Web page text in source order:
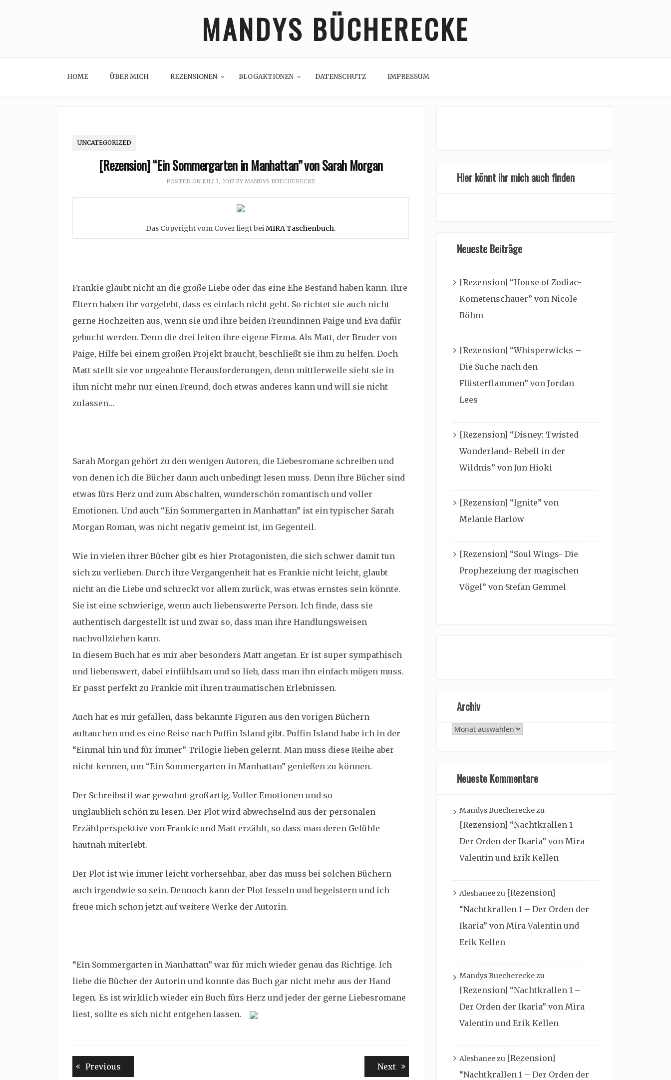
MANDYS BÜCHERECKE
HOME ÜBER MICH REZENSIONEN BLOGAKTIONEN DATENSCHUTZ IMPRESSUM
UNCATEGORIZED
[Rezension] “Ein Sommergarten in Manhattan” von Sarah Morgan
POSTED ON JULI 3, 2017BY MANDYS BUECHERECKE
Das Copyright vom Cover liegt beiMIRA Taschenbuch.
Frankie glaubt nicht an die große Liebe oder das eine Ehe Bestand haben kann. Ihre
Eltern haben ihr vorgelebt, dass es einfach nicht geht. So richtet sie auch nicht
gerne Hochzeiten aus, wenn sie und ihre beiden Freundinnen Paige und Eva dafür
gebucht werden. Denn die drei leiten ihre eigene Firma. Als Matt, der Bruder von
Paige, Hilfe bei einem großen Projekt braucht, beschließt sie ihm zu helfen. Doch
Matt stellt sie vor ungeahnte Herausforderungen, denn mittlerweile sieht sie in
ihm nicht mehr nur einen Freund, doch etwas anderes kann und will sie nicht
zulassen…
Sarah Morgan gehört zu den wenigen Autoren, die Liebesromane schreiben und
von denen ich die Bücher dann auch unbedingt lesen muss. Denn ihre Bücher sind
etwas fürs Herz und zum Abschalten, wunderschön romantisch und voller
Emotionen. Und auch “Ein Sommergarten in Manhattan” ist ein typischer Sarah
Morgan Roman, was nicht negativ gemeint ist, im Gegenteil.
Wie in vielen ihrer Bücher gibt es hier Protagonisten, die sich schwer damit tun
sich zu verlieben. Durch ihre Vergangenheit hat es Frankie nicht leicht, glaubt
nicht an die Liebe und schreckt vor allem zurück, was etwas ernstes sein könnte.
Sie ist eine schwierige, wenn auch liebenswerte Person. Ich finde, dass sie
authentisch dargestellt ist und zwar so, dass man ihre Handlungsweisen
nachvollziehen kann.
In diesem Buch hat es mir aber besonders Matt angetan. Er ist super sympathisch
und liebenswert, dabei einfühlsam und so lieb, dass man ihn einfach mögen muss.
Er passt perfekt zu Frankie mit ihren traumatischen Erlebnissen.
Auch hat es mir gefallen, dass bekannte Figuren aus den vorigen Büchern
auftauchen und es eine Reise nach Puffin Island gibt. Puffin Island habe ich in der
“Einmal hin und für immer”-Trilogie lieben gelernt. Man muss diese Reihe aber
nicht kennen, um “Ein Sommergarten in Manhattan” genießen zu können.
Der Schreibstil war gewohnt großartig. Voller Emotionen und so
unglaublich schön zu lesen. Der Plot wird abwechselnd aus der personalen
Erzählperspektive von Frankie und Matt erzählt, so dass man deren Gefühle
hautnah miterlebt.
Der Plot ist wie immer leicht vorhersehbar, aber das muss bei solchen Büchern
auch irgendwie so sein. Dennoch kann der Plot fesseln und begeistern und ich
freue mich schon jetzt auf weitere Werke der Autorin.
“Ein Sommergarten in Manhattan” war für mich wieder genau das Richtige. Ich
liebe die Bücher der Autorin und konnte das Buch gar nicht mehr aus der Hand
legen. Es ist wirklich wieder ein Buch fürs Herz und jeder der gerne Liebesromane
liest, sollte es sich nicht entgehen lassen.
Beitragsnavigation
Previous NextNext
Hier könnt ihr mich auch finden
Neueste Beiträge
[Rezension] “House of Zodiac-
Kometenschauer” von Nicole
Böhm
[Rezension] “Whisperwicks –
Die Suche nach den
Flüsterflammen” von Jordan
Lees
[Rezension] “Disney: Twisted
Wonderland- Rebell in der
Wildnis” von Jun Hioki
[Rezension] “Ignite” von
Melanie Harlow
[Rezension] “Soul Wings- Die
Prophezeiung der magischen
Vögel” von Stefan Gemmel
Archiv
Archiv
Neueste Kommentare
Mandys Buechereckezu
[Rezension] “Nachtkrallen 1 –
Der Orden der Ikaria” von Mira
Valentin und Erik Kellen
Aleshaneezu [Rezension]
“Nachtkrallen 1 – Der Orden der
Ikaria” von Mira Valentin und
Erik Kellen
Mandys Buechereckezu
[Rezension] “Nachtkrallen 1 –
Der Orden der Ikaria” von Mira
Valentin und Erik Kellen
Aleshaneezu [Rezension]
“Nachtkrallen 1 – Der Orden der